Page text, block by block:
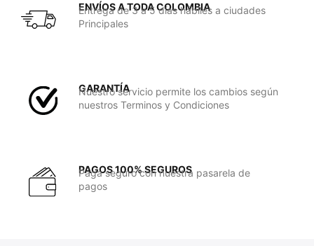
ENVÍOS A TODA COLOMBIA
Entrega de 3 a 5 días hábiles a ciudades
Principales
GARANTÍA
Nuestro servicio permite los cambios según
nuestros Terminos y Condiciones
PAGOS 100% SEGUROS
Paga seguro con nuestra pasarela de
pagos